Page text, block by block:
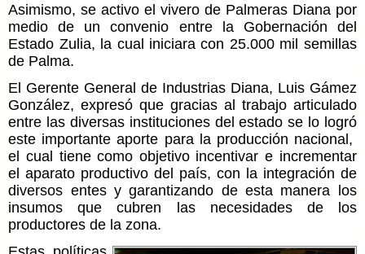
Asimismo, se activo el vivero de Palmeras Diana por
medio de un convenio entre la Gobernación del
Estado Zulia, la cual iniciara con 25.000 mil semillas
de Palma.
El Gerente General de Industrias Diana, Luis Gámez
González, expresó que gracias al trabajo articulado
entre las diversas instituciones del estado se lo logró
este importante aporte para la producción nacional,
el cual tiene como objetivo incentivar e incrementar
el aparato productivo del país, con la integración de
diversos entes y garantizando de esta manera los
insumos que cubren las necesidades de los
productores de la zona.